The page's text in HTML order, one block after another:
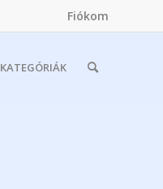
Fiókom
KATEGÓRIÁK